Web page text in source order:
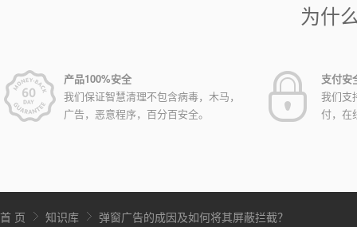
为什
产品100%安全
我们保证智慧清理不包含病毒，木马，
广告，恶意程序，百分百安全。
支付安
我们支
付，在
首 页 知识库 弹窗广告的成因及如何将其屏蔽拦截？